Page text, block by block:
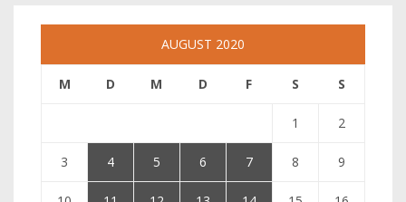
AUGUST 2020
M D M D F S S
1 2
3 4 5 6 7 8 9